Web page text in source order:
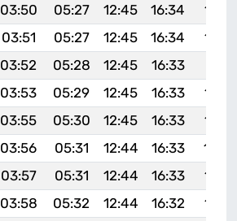
03:50 05:27 12:45 16:34
03:51 05:27 12:45 16:34
03:52 05:28 12:45 16:33
03:53 05:29 12:45 16:33
03:55 05:30 12:45 16:33
03:56 05:31 12:44 16:33
03:57 05:31 12:44 16:33
03:58 05:32 12:44 16:32